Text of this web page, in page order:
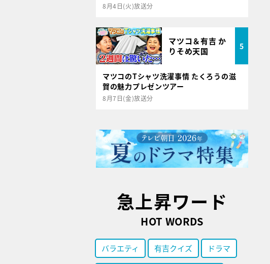
8月4日(火)放送分
マツコ＆有吉 か
りそめ天国
5
マツコのTシャツ洗濯事情 たくろうの滋
賀の魅力プレゼンツアー
8月7日(金)放送分
急上昇ワード
HOT WORDS
バラエティ 有吉クイズ ドラマ